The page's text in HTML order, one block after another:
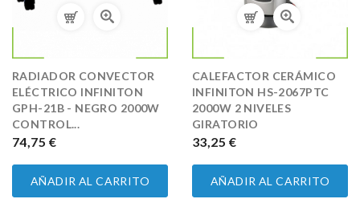
RADIADOR CONVECTOR
ELÉCTRICO INFINITON
GPH-21B - NEGRO 2000W
CONTROL...
PRECIO
74,75 €
AÑADIR AL CARRITO
CALEFACTOR CERÁMICO
INFINITON HS-2067PTC
2000W 2 NIVELES
GIRATORIO
PRECIO
33,25 €
AÑADIR AL CARRITO